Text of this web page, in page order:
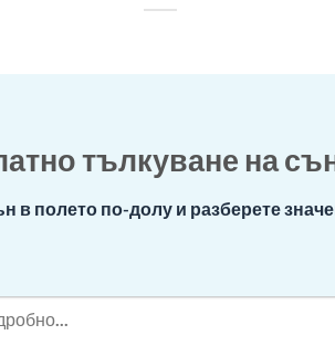
тълкуване на
в полето по-долу и разберете